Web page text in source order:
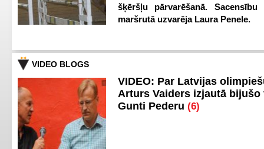
šķēršļu pārvarēšanā. Sacensību
maršrutā uzvarēja Laura Penele.
VIDEO BLOGS
VIDEO: Par Latvijas
Arturs Vaiders izjautā bijušo
Gunti Pederu (6)